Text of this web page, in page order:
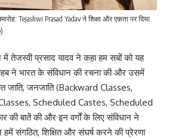
Tejashwi Prasad Yadav ने शिक्षा और एकता पर दिया
प्रसाद यादव ने कहा हम सबों को यह
ने भारत के संविधान की रचना की और उसमें
जाति, जनजाति (Backward Classes,
Scheduled Castes, Scheduled
बातें की और इन वर्गों के लिए संविधान ने
हमें संगठित, शिक्षित और संघर्ष करने की प्रेरणा